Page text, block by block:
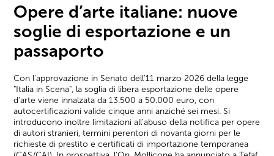
Opere d’arte italiane: nuove
soglie di esportazione e un
passaporto
Con l'approvazione in Senato dell'11 marzo 2026 della legge
"Italia in Scena", la soglia di libera esportazione delle opere
d'arte viene innalzata da 13.500 a 50.000 euro, con
autocertificazioni valide cinque anni anziché sei mesi. Si
introducono inoltre limitazioni all'abuso della notifica per opere
di autori stranieri, termini perentori di novanta giorni per le
richieste di prestito e certificati di importazione temporanea